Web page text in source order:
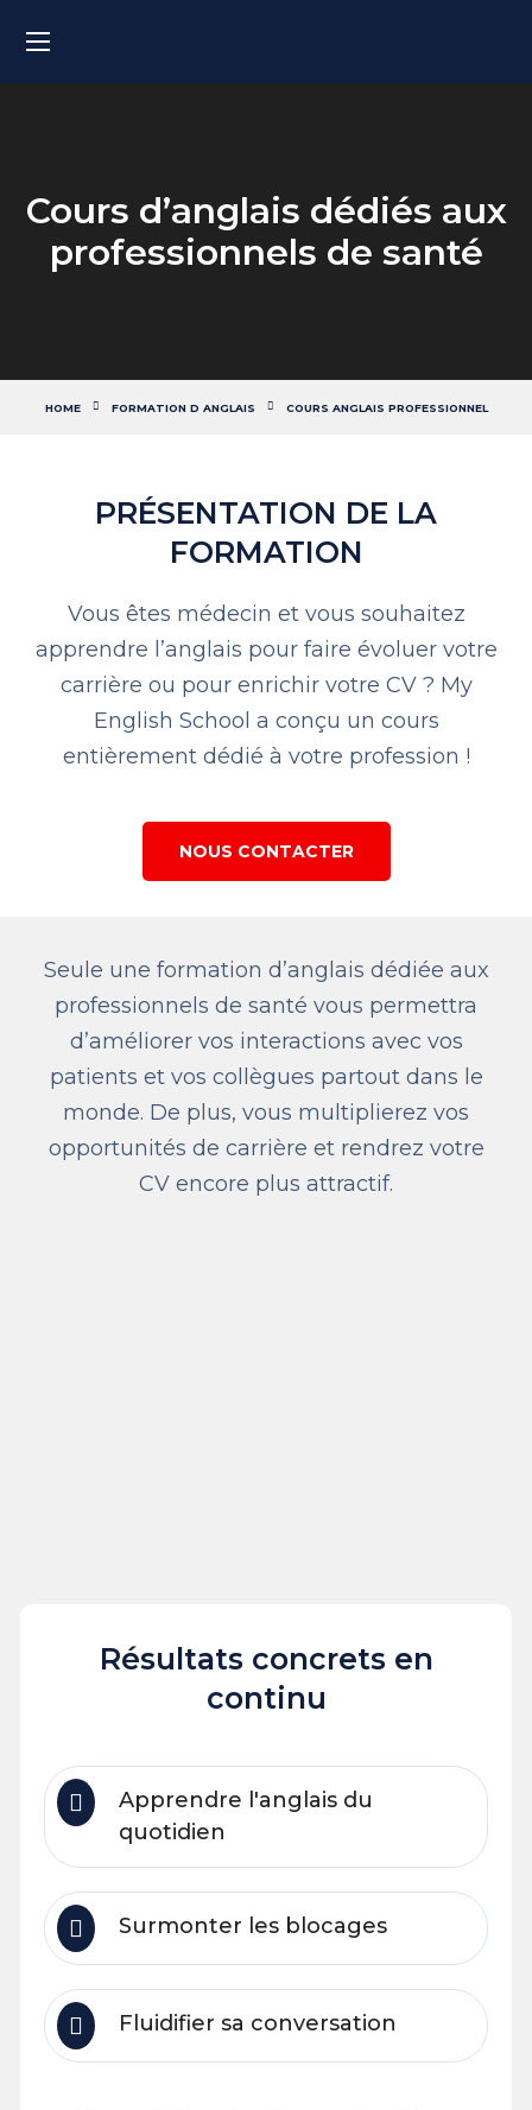
Cours d’anglais dédiés aux
professionnels de santé
HOME FORMATION D ANGLAIS COURS ANGLAIS PROFESSIONNEL
PRÉSENTATION DE LA
FORMATION
Vous êtes médecin et vous souhaitez
apprendre l’anglais pour faire évoluer votre
carrière ou pour enrichir votre CV ? My
English School a conçu un cours
entièrement dédié à votre profession !
NOUS CONTACTER
Seule une formation d’anglais dédiée aux
professionnels de santé vous permettra
d’améliorer vos interactions avec vos
patients et vos collègues partout dans le
monde. De plus, vous multiplierez vos
opportunités de carrière et rendrez votre
CV encore plus attractif.
Résultats concrets en
continu
Apprendre l'anglais du
quotidien
Surmonter les blocages
Fluidifier sa conversation